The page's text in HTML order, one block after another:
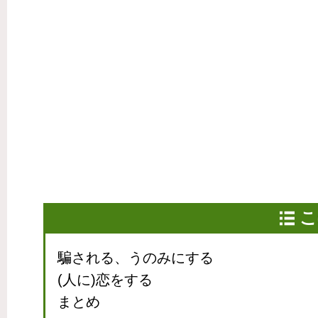
こ
騙される、うのみにする
(人に)恋をする
まとめ